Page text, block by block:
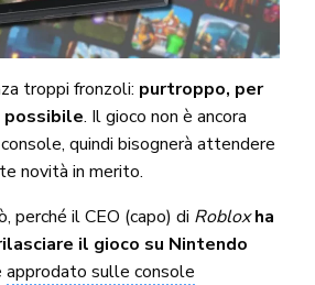
troppi fronzoli: purtroppo, per
possibile. Il gioco non è ancora
quindi bisognerà attendere
novità in merito.
perché il CEO (capo) di Roblox ha
il gioco su Nintendo
approdato sulle console